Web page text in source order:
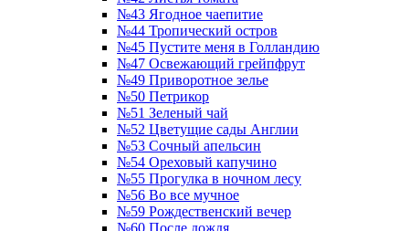
№43 Ягодное чаепитие
№44 Тропический остров
№45 Пустите меня в Голландию
№47 Освежающий грейпфрут
№49 Приворотное зелье
№50 Петрикор
№51 Зеленый чай
№52 Цветущие сады Англии
№53 Сочный апельсин
№54 Ореховый капучино
№55 Прогулка в ночном лесу
№56 Во все мучное
№59 Рождественский вечер
№60 После дождя